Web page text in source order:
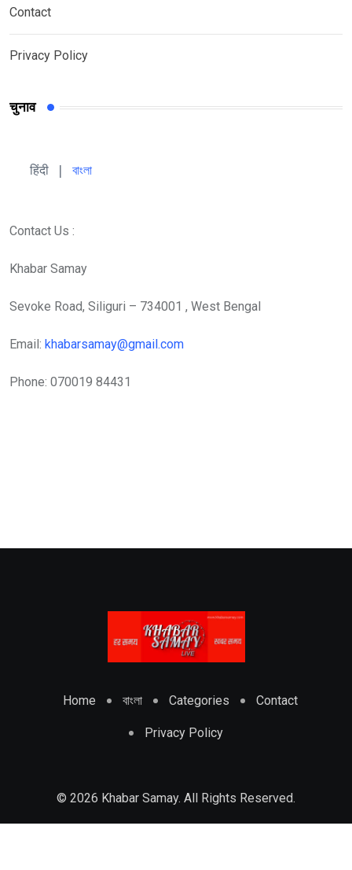
Contact
Privacy Policy
चुनाव
हिंदी | বাংলা
Contact Us :
Khabar Samay
Sevoke Road, Siliguri – 734001 , West Bengal
Email: khabarsamay@gmail.com
Phone: 070019 84431
Home বাংলা Categories Contact
Privacy Policy
© 2026 Khabar Samay. All Rights Reserved.